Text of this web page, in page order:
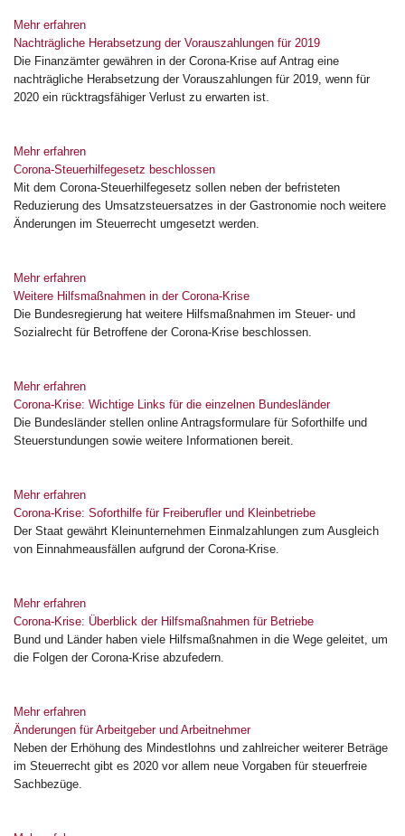
Mehr erfahren
Nachträgliche Herabsetzung der Vorauszahlungen für 2019
Die Finanzämter gewähren in der Corona-Krise auf Antrag eine
nachträgliche Herabsetzung der Vorauszahlungen für 2019, wenn für
2020 ein rücktragsfähiger Verlust zu erwarten ist.
Mehr erfahren
Corona-Steuerhilfegesetz beschlossen
Mit dem Corona-Steuerhilfegesetz sollen neben der befristeten
Reduzierung des Umsatzsteuersatzes in der Gastronomie noch weitere
Änderungen im Steuerrecht umgesetzt werden.
Mehr erfahren
Weitere Hilfsmaßnahmen in der Corona-Krise
Die Bundesregierung hat weitere Hilfsmaßnahmen im Steuer- und
Sozialrecht für Betroffene der Corona-Krise beschlossen.
Mehr erfahren
Corona-Krise: Wichtige Links für die einzelnen Bundesländer
Die Bundesländer stellen online Antragsformulare für Soforthilfe und
Steuerstundungen sowie weitere Informationen bereit.
Mehr erfahren
Corona-Krise: Soforthilfe für Freiberufler und Kleinbetriebe
Der Staat gewährt Kleinunternehmen Einmalzahlungen zum Ausgleich
von Einnahmeausfällen aufgrund der Corona-Krise.
Mehr erfahren
Corona-Krise: Überblick der Hilfsmaßnahmen für Betriebe
Bund und Länder haben viele Hilfsmaßnahmen in die Wege geleitet, um
die Folgen der Corona-Krise abzufedern.
Mehr erfahren
Änderungen für Arbeitgeber und Arbeitnehmer
Neben der Erhöhung des Mindestlohns und zahlreicher weiterer Beträge
im Steuerrecht gibt es 2020 vor allem neue Vorgaben für steuerfreie
Sachbezüge.